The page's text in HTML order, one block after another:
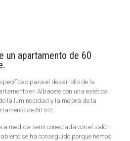
un apartamento de 60
para el desarrollo de la
en Albacete con una estética
la luminosidad y la mejora de la
de 60 m2.
a medida semi conectada con el salón-
se ha conseguido porque hemos